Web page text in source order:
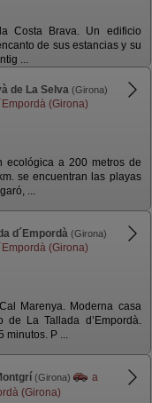
Costa Brava. Un edificio
de sus estancias y su
...
de La Selva (Girona)
(Girona)
ecológica a 200 metros de
se encuentran las playas
...
d´Empordà (Girona)
(Girona)
Marenya. Moderna casa
La Tallada d’Empordà.
minutos. P ...
(Girona)
a
(Girona)